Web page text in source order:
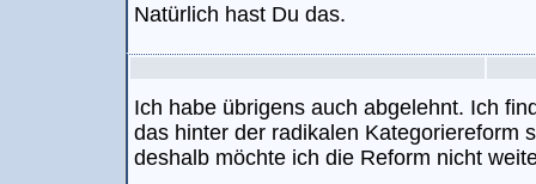
Natürlich hast Du das.
Ich habe übrigens auch abgelehnt. Ich
das hinter der radikalen Kategoriereform
deshalb möchte ich die Reform nicht